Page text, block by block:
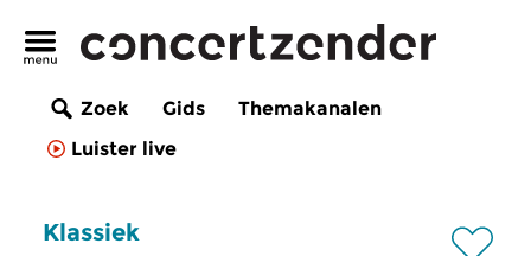
Zoek Gids
Themakanalen
Luister live
Klassiek